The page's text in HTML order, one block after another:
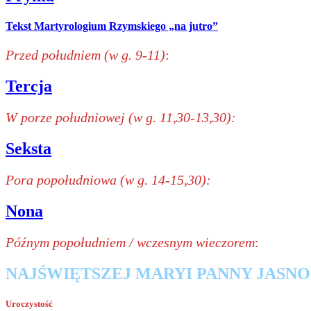
Tekst Martyrologium Rzymskiego „na jutro”
Przed południem (w g. 9-11):
Tercja
W porze południowej (w g. 11,30-13,30):
Seksta
Pora popołudniowa (w g. 14-15,30):
Nona
Późnym popołudniem / wczesnym wieczorem:
NAJŚWIĘTSZEJ MARYI PANNY
Uroczystość